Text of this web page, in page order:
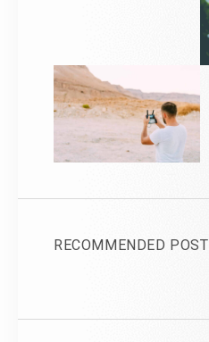
RECOMMENDED POST